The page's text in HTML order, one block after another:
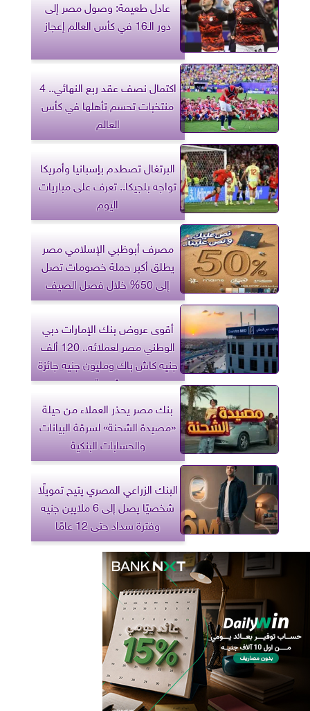
عادل طعيمة: وصول مصر إلى
دور الـ16 في كأس العالم إعجاز
اكتمال نصف عقد ربع النهائي.. 4
منتخبات تحسم تأهلها في كأس
العالم
البرتغال تصطدم بإسبانيا وأمريكا
تواجه بلجيكا.. تعرف على مباريات
اليوم
مصرف أبوظبي الإسلامي مصر
يطلق أكبر حملة خصومات تصل
إلى 50% خلال فصل الصيف
أقوى عروض بنك الإمارات دبي
الوطني مصر لعملائه.. 120 ألف
جنيه كاش باك ومليون جنيه جائزة
شهرية
بنك مصر يحذر العملاء من حيلة
«مصيدة الشحنة» لسرقة البيانات
والحسابات البنكية
البنك الزراعي المصري يتيح تمويلًا
شخصيًا يصل إلى 6 ملايين جنيه
وفترة سداد حتى 12 عامًا